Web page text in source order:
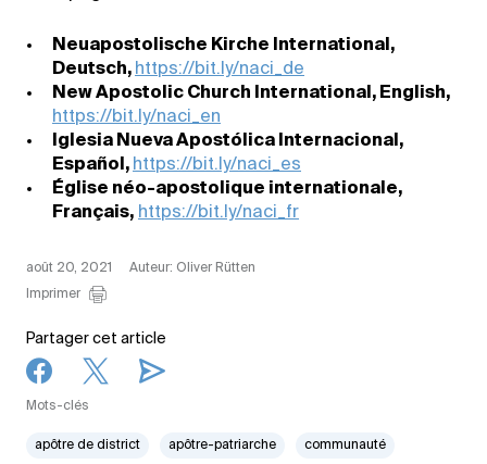
Neuapostolische Kirche International,
Deutsch, https://bit.ly/naci_de
New Apostolic Church International, English,
https://bit.ly/naci_en
Iglesia Nueva Apostólica Internacional,
Español, https://bit.ly/naci_es
Église néo-apostolique internationale,
Français, https://bit.ly/naci_fr
août 20, 2021
Auteur: Oliver Rütten
Imprimer
Partager cet article
Mots-clés
apôtre de district apôtre-patriarche communauté